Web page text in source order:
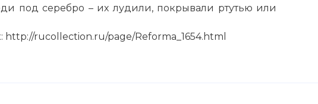
под серебро – их лудили, покрывали ртутью или
http://rucollection.ru/page/Reforma_1654.html